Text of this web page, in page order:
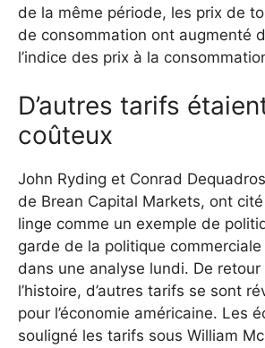
de la même période, les prix de
de consommation ont augmenté
l’indice des prix à la
D’autres tarifs
coûteux
John Ryding et Conrad
de Brean Capital Markets, ont
linge comme un exemple de
garde de la politique
dans une analyse lundi. De
l’histoire, d’autres tarifs se sont
pour l’économie américaine. Les
souligné les tarifs sous William